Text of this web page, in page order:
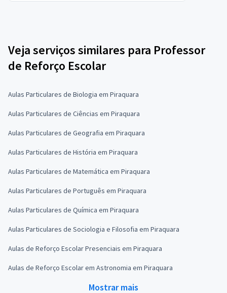
Veja serviços similares para Professor
de Reforço Escolar
Aulas Particulares de Biologia em Piraquara
Aulas Particulares de Ciências em Piraquara
Aulas Particulares de Geografia em Piraquara
Aulas Particulares de História em Piraquara
Aulas Particulares de Matemática em Piraquara
Aulas Particulares de Português em Piraquara
Aulas Particulares de Química em Piraquara
Aulas Particulares de Sociologia e Filosofia em Piraquara
Aulas de Reforço Escolar Presenciais em Piraquara
Aulas de Reforço Escolar em Astronomia em Piraquara
Mostrar mais